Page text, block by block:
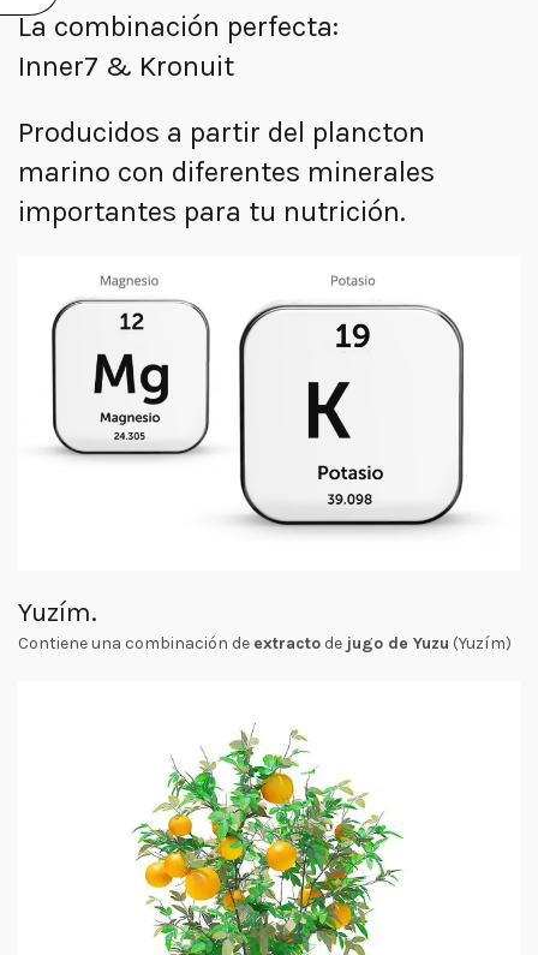
La combinación perfecta:
Inner7 & Kronuit
Producidos a partir del plancton
marino con diferentes minerales
importantes para tu nutrición.
Yuzím.
Contiene una combinación de extracto de jugo de Yuzu (Yuzím)